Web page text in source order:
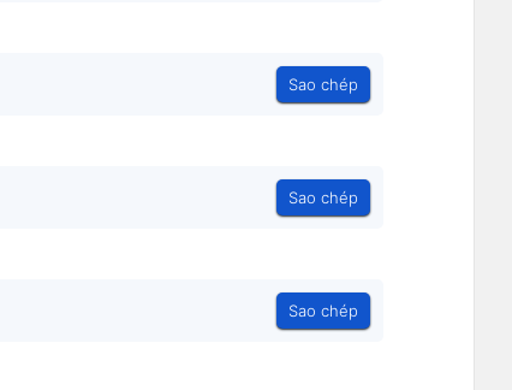
Sao chép
Sao chép
Sao chép